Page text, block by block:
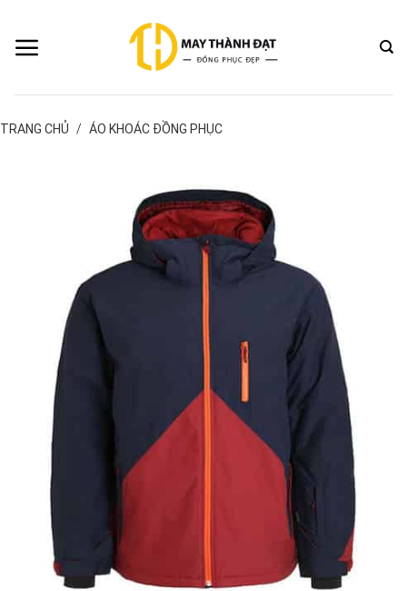
nội
TRANG CHỦ / ÁO KHOÁC ĐỒNG PHỤC